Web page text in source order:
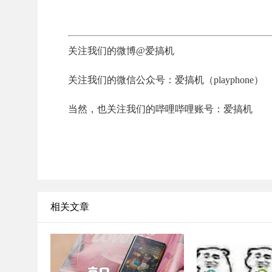
关注我们的微博@爱搞机
关注我们的微信公众号：爱搞机（playphone）
当然，也关注我们的哔哩哔哩账号：爱搞机
相关文章